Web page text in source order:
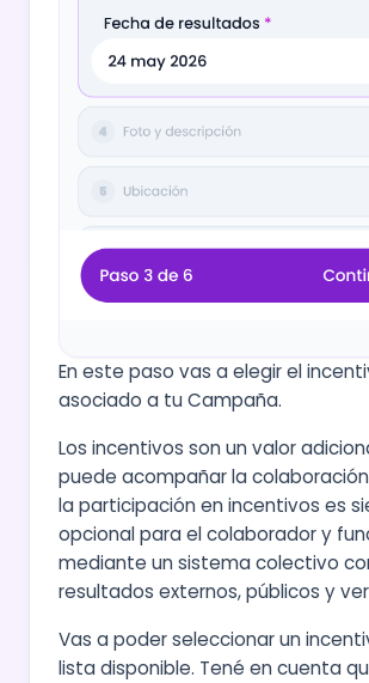
En este paso vas a elegir el
asociado a tu Campaña.
Los incentivos son un valor
puede acompañar la colaboración.
la participación en incentivos es
opcional para el colaborador y
mediante un sistema colectivo
resultados externos, públicos y
Vas a poder seleccionar un
lista disponible. Tené en cuenta